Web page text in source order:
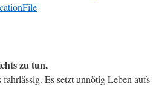
zu tun,
Es setzt unnötig Leben aufs